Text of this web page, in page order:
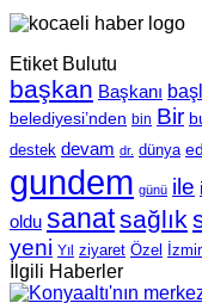
Etiket Bulutu
başkan Başkanı
belediyesi’nden bin Bir
destek devam dr. dünya
gundem günü ile
oldu sanatsağlık
yeni Yıl ziyaret Özel İzmir
İlgili Haberler